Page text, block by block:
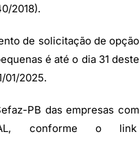
2018).
de solicitação de opção
é até o dia 31 deste
01/2025.
PB das empresas com
conforme o link